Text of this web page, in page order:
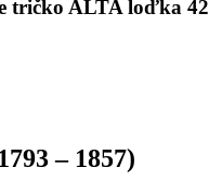
tričko ALTA loďka 42
– 1857)